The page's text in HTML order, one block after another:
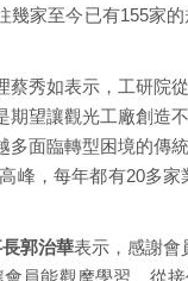
幾家至今已有155家
蔡秀如表示，工研院
期望讓觀光工廠創造
多面臨轉型困境的傳
峰，每年都有20多
郭治華表示，感謝會
員能觀摩學習。從